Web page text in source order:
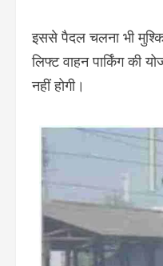
इससे पैदल चलना भी
लिफ्ट वाहन पार्किंग की
नहीं होगी।